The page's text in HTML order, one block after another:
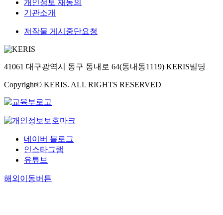
개인정보 재동의
기관소개
저작물 게시중단요청
41061 대구광역시 동구 동내로 64(동내동1119) KERIS빌딩
Copyright© KERIS. ALL RIGHTS RESERVED
네이버 블로그
인스타그램
유튜브
해외이동버튼